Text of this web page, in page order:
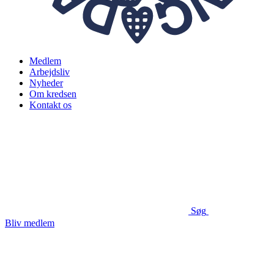
Medlem
Arbejdsliv
Nyheder
Om kredsen
Kontakt os
Søg
Bliv medlem